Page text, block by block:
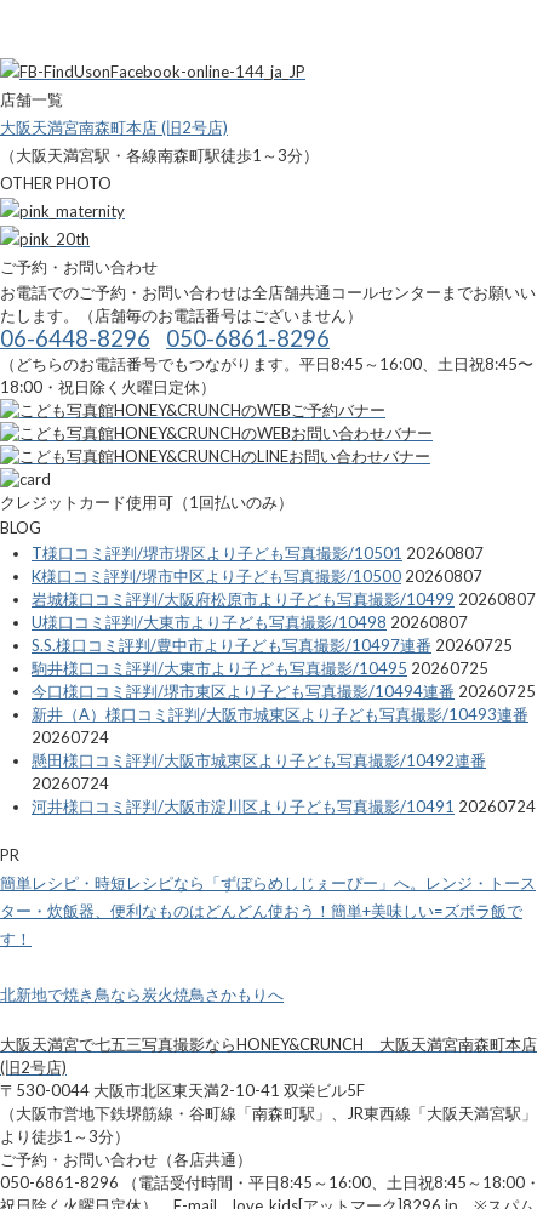
店舗一覧
大阪天満宮南森町本店 (旧2号店)
（大阪天満宮駅・各線南森町駅徒歩1～3分）
OTHER PHOTO
ご予約・お問い合わせ
お電話でのご予約・お問い合わせは全店舗共通コールセンターまでお願いい
たします。（店舗毎のお電話番号はございません）
06-6448-8296 050-6861-8296
（どちらのお電話番号でもつながります。平日8:45～16:00、土日祝8:45〜
18:00・祝日除く火曜日定休）
クレジットカード使用可（1回払いのみ）
BLOG
T様口コミ評判/堺市堺区より子ども写真撮影/10501 20260807
K様口コミ評判/堺市中区より子ども写真撮影/10500 20260807
岩城様口コミ評判/大阪府松原市より子ども写真撮影/10499 20260807
U様口コミ評判/大東市より子ども写真撮影/10498 20260807
S.S.様口コミ評判/豊中市より子ども写真撮影/10497連番 20260725
駒井様口コミ評判/大東市より子ども写真撮影/10495 20260725
今口様口コミ評判/堺市東区より子ども写真撮影/10494連番 20260725
新井（A）様口コミ評判/大阪市城東区より子ども写真撮影/10493連番
20260724
懸田様口コミ評判/大阪市城東区より子ども写真撮影/10492連番
20260724
河井様口コミ評判/大阪市淀川区より子ども写真撮影/10491 20260724
PR
簡単レシピ・時短レシピなら「ずぼらめしじぇーぴー」へ。レンジ・トース
ター・炊飯器、便利なものはどんどん使おう！簡単+美味しい=ズボラ飯で
す！
北新地で焼き鳥なら炭火焼鳥さかもりへ
大阪天満宮で七五三写真撮影ならHONEY&CRUNCH 大阪天満宮南森町本店
(旧2号店)
〒530-0044 大阪市北区東天満2-10-41 双栄ビル5F
（大阪市営地下鉄堺筋線・谷町線「南森町駅」、JR東西線「大阪天満宮駅」
より徒歩1～3分）
ご予約・お問い合わせ（各店共通）
050-6861-8296 （電話受付時間・平日8:45～16:00、土日祝8:45～18:00・
祝日除く火曜日定休） E-mail love_kids[アットマーク]8296.jp ※スパム